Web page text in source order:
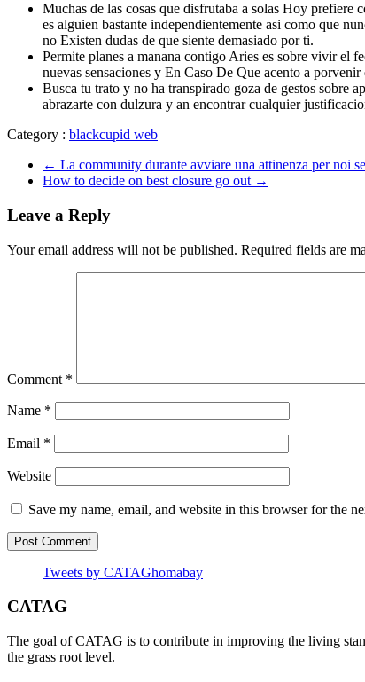
Muchas de las cosas que disfrutaba a solas Hoy prefiere
es alguien bastante independientemente asi­ como que
no Existen dudas de que siente demasiado por ti.
Permite planes a manana contigo Aries es sobre vivir el
nuevas sensaciones y En Caso De Que acento a
Busca tu trato y no ha transpirado goza de gestos sobre
abrazarte con dulzura y an encontrar cualquier
Category : blackcupid web
← La community durante avviare una attinenza per noi
How to decide on best closure go out →
Leave a Reply
Your email address will not be published. Required fields are
Comment *
Name *
Email *
Website
Save my name, email, and website in this browser for the
Tweets by CATAGhomabay
CATAG
The goal of CATAG is to contribute in improving the living
the grass root level.